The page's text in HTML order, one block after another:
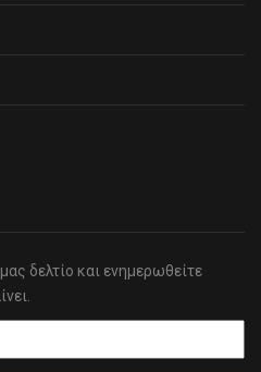
δελτίο και ενημερωθείτε